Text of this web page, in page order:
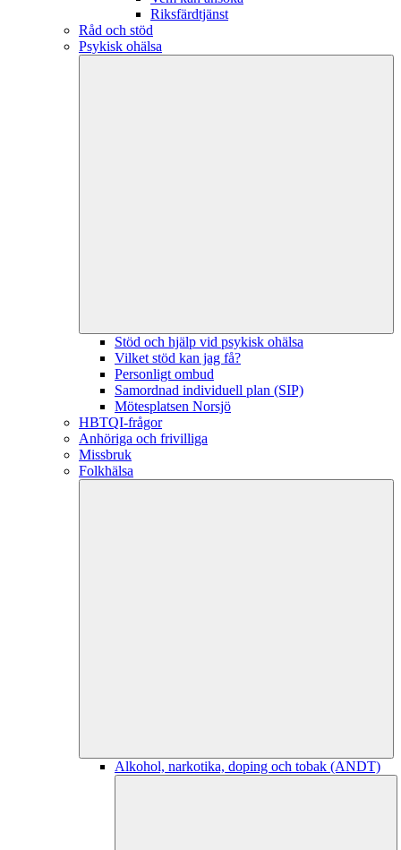
Riksfärdtjänst
Råd och stöd
Psykisk ohälsa
Stöd och hjälp vid psykisk ohälsa
Vilket stöd kan jag få?
Personligt ombud
Samordnad individuell plan (SIP)
Mötesplatsen Norsjö
HBTQI-frågor
Anhöriga och frivilliga
Missbruk
Folkhälsa
Alkohol, narkotika, doping och tobak (ANDT)